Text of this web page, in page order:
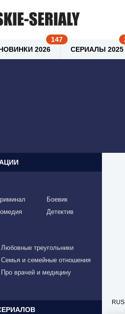
Боевик
Детектив
Любовные треугольники
Семья и семейные отношения
Про врачей и медицину
2026 СЕРИАЛЫ 2025